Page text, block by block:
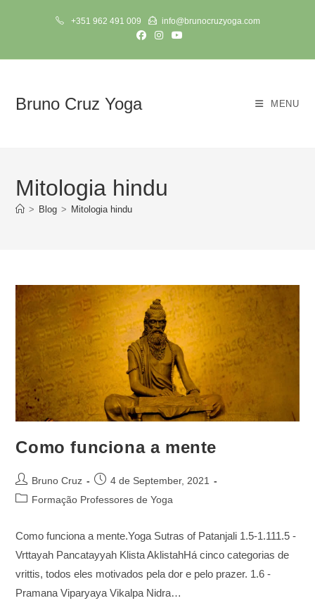
+351 962 491 009 info@brunocruzyoga.com
Bruno Cruz Yoga MENU
Mitologia hindu
> Blog > Mitologia hindu
Como funciona a mente
Post
author:
Bruno Cruz
Post
published:
4 de September, 2021
PostFormação Professores de Yoga
Como funciona a mente.Yoga Sutras of Patanjali 1.5-1.111.5 -
Vrttayah Pancatayyah Klista AklistahHá cinco categorias de
vrittis, todos eles motivados pela dor e pelo prazer. 1.6 -
Pramana Viparyaya Vikalpa Nidra…